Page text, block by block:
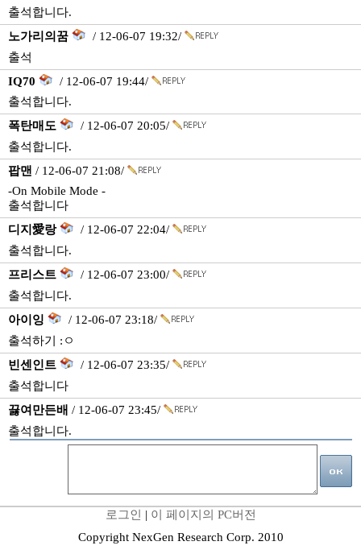
출석합니다.
노가리의꿈
/ 12-06-07 19:32/
출석
IQ70
/ 12-06-07 19:44/
출석합니다.
폭탄매도
/ 12-06-07 20:05/
출석합니다.
팝맨 / 12-06-07 21:08/
-On Mobile Mode -
출석합니다
디지愛랑
/ 12-06-07 22:04/
출석합니다.
프리스트
/ 12-06-07 23:00/
출석합니다.
아이잉
/ 12-06-07 23:18/
출석하기 :ㅇ
빈센인트
/ 12-06-07 23:35/
출석합니다
끓여만든배 / 12-06-07 23:45/
출석합니다.
로그인 | 이 페이지의 PC버전
Copyright NexGen Research Corp. 2010